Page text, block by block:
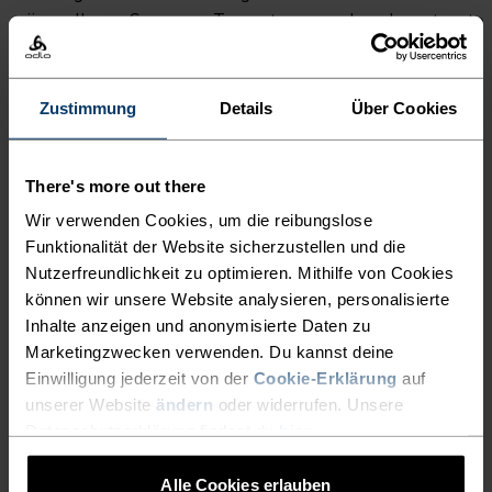
Zustimmung Details Über Cookies
There's more out there
Wir verwenden Cookies, um die reibungslose
Funktionalität der Website sicherzustellen und die
Nutzerfreundlichkeit zu optimieren. Mithilfe von Cookies
können wir unsere Website analysieren, personalisierte
Inhalte anzeigen und anonymisierte Daten zu
Marketingzwecken verwenden. Du kannst deine
Einwilligung jederzeit von der Cookie-Erklärung auf
unserer Website ändern oder widerrufen. Unsere
Alle Cookies erlauben
EROSCENT TECHNOLOGIE A
UF BASIS NATÜRLICHER S
ILBERIONEN DAFÜR SORGT, D
ASS UNANGENEHME G
ERÜCHE GAR NICHT ERST E
NTSTEHEN. ALS Ä
RMELLOSES SOMMER-TOP G
ETRAGEN ODER ALS U
NTERSTE SCHICHT - DAS L
EICHTE, BEQUEME CARDADA E
IGNET SICH FÜR EINE GANZE B
ANDBREITE AN SPORTARTEN U
ND TEMPERATUREN UND IST D
ärmelloses Sommer-Top getragen oder als unterste
Schicht - das leichte, bequeme Cardada eignet sich
für eine ganze Bandbreite an Sportarten und
Temperaturen und ist deswegen eine vielseitig
einsetzbare Ergänzung deiner Outdoor-Garderobe!
EIN MULTITALENT BEI DEM
ALLES STIMMT
Vielseitiger Komfort für jeden Schritt auf deiner
Wanderung.
AKTIVITÄTSNIVEAU